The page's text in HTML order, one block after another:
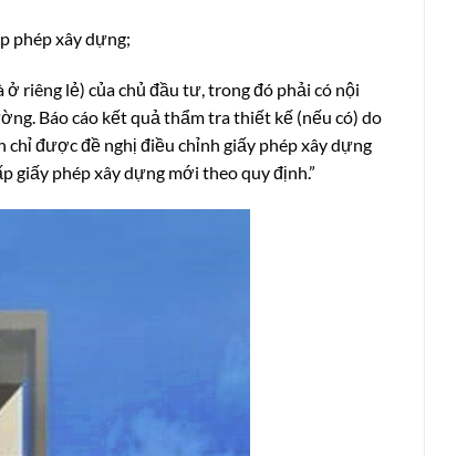
phép xây dựng;
riêng lẻ) của chủ đầu tư, trong đó phải có nội
Báo cáo kết quả thẩm tra thiết kế (nếu có) do
được đề nghị điều chỉnh giấy phép xây dựng
phép xây dựng mới theo quy định.”